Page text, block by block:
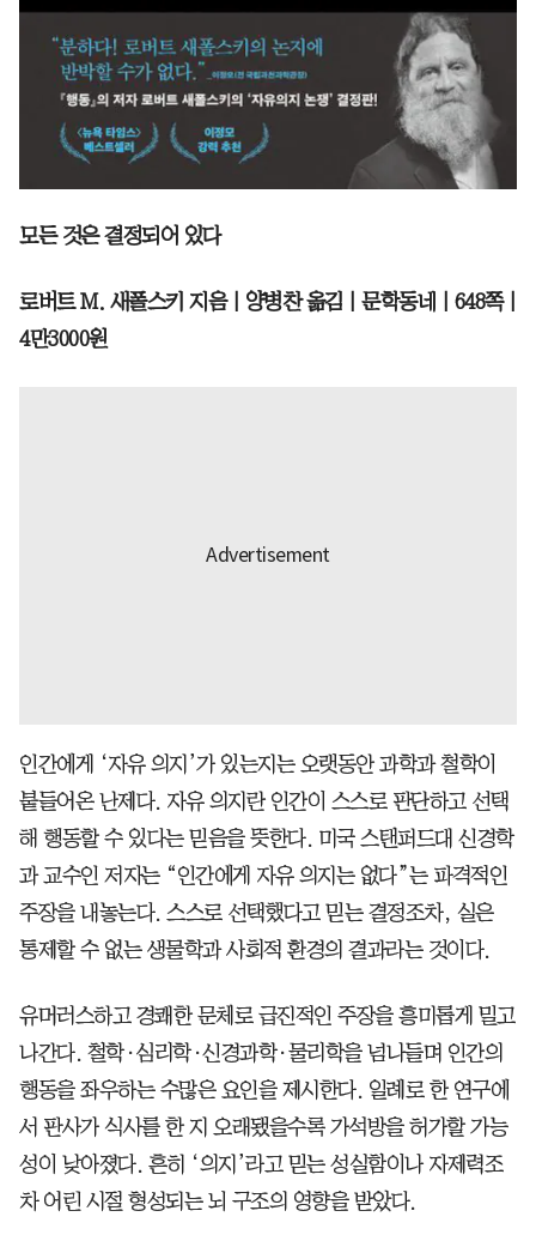
모든 것은 결정되어 있다
로버트 M. 새폴스키 지음 | 양병찬 옮김 | 문학동네 | 648쪽 |
4만3000원
인간에게 ‘자유 의지’가 있는지는 오랫동안 과학과 철학이
붙들어온 난제다. 자유 의지란 인간이 스스로 판단하고 선택
해 행동할 수 있다는 믿음을 뜻한다. 미국 스탠퍼드대 신경학
과 교수인 저자는 “인간에게 자유 의지는 없다”는 파격적인
주장을 내놓는다. 스스로 선택했다고 믿는 결정조차, 실은
통제할 수 없는 생물학과 사회적 환경의 결과라는 것이다.
유머러스하고 경쾌한 문체로 급진적인 주장을 흥미롭게 밀고
나간다. 철학·심리학·신경과학·물리학을 넘나들며 인간의
행동을 좌우하는 수많은 요인을 제시한다. 일례로 한 연구에
서 판사가 식사를 한 지 오래됐을수록 가석방을 허가할 가능
성이 낮아졌다. 흔히 ‘의지’라고 믿는 성실함이나 자제력조
차 어린 시절 형성되는 뇌 구조의 영향을 받았다.